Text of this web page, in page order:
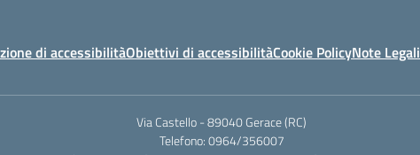
di accessibilitàObiettivi di accessibilitàCookie PolicyNote Legali
Via Castello - 89040 Gerace (RC)
Telefono: 0964/356007